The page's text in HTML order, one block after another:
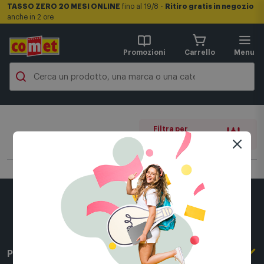
TASSO ZERO 20 MESI ONLINE fino al 19/8 - Ritiro gratis in negozio
anche in 2 ore
Promozioni Carrello Menu
Filtra per
0 filtri attivi
Per conoscerci meglio